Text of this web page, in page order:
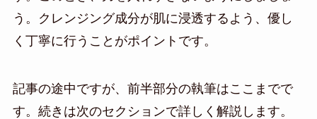
う。クレンジング成分が肌に浸透するよう、優し
く丁寧に行うことがポイントです。
記事の途中ですが、前半部分の執筆はここまでで
す。続きは次のセクションで詳しく解説します。